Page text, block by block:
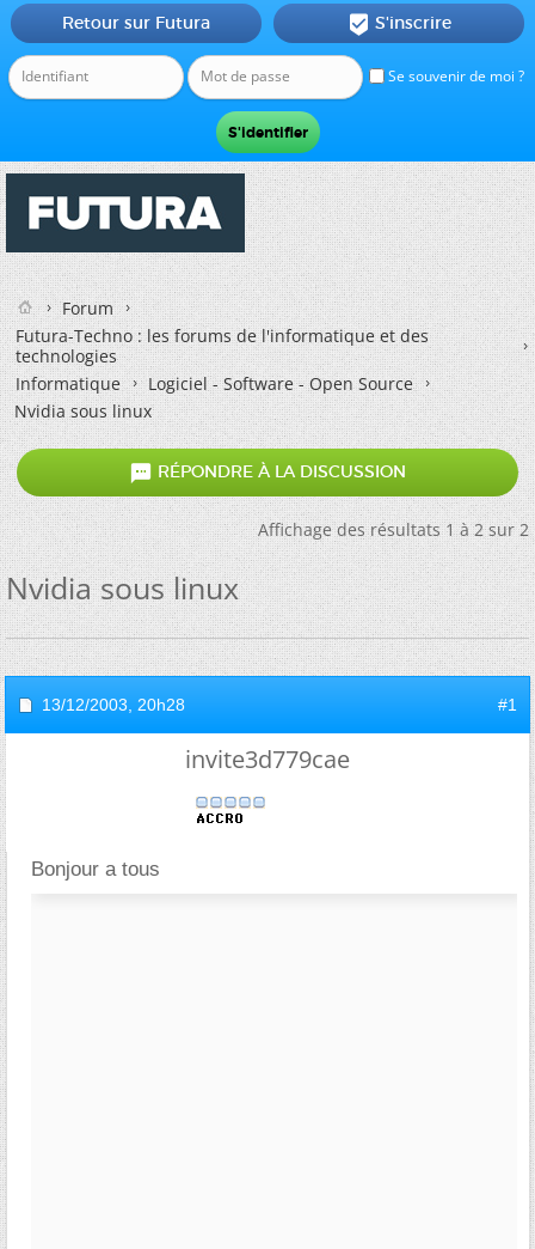
Se souvenir de moi ?
Retour sur Futura  S'inscrire
Forum
Futura-Techno : les forums de l'informatique et des
technologies
Informatique
Logiciel - Software - Open Source
Nvidia sous linux
 RÉPONDRE À LA DISCUSSION
Affichage des résultats 1 à 2 sur 2
Nvidia sous linux
13/12/2003, 20h28 #1
invite3d779cae
Bonjour a tous